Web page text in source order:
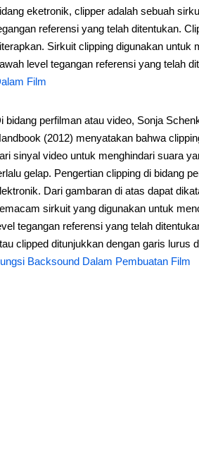
eketronik, clipper adalah sebuah
referensi yang telah ditentukan.
Sirkuit clipping digunakan untuk
level tegangan referensi yang telah
Film
bidang perfilman atau video, Sonja
(2012) menyatakan bahwa
sinyal video untuk menghindari suara
gelap. Pengertian clipping di bidang
Dari gambaran di atas dapat
sirkuit yang digunakan untuk
tegangan referensi yang telah
clipped ditunjukkan dengan garis lurus
Backsound Dalam Pembuatan Film